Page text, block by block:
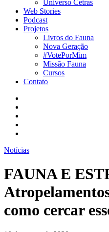
Universo Cetras
Web Stories
Podcast
Projetos
Livros do Fauna
Nova Geração
#VotePorMim
Missão Fauna
Cursos
Contato
Notícias
FAUNA E
como cercar